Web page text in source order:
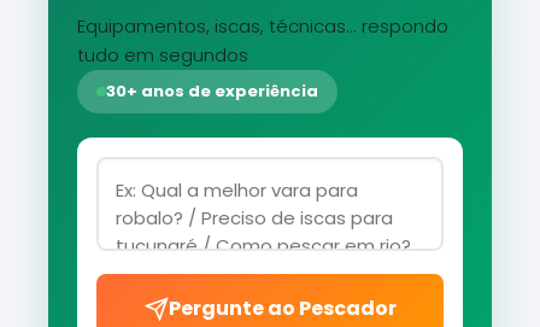
Equipamentos, iscas, técnicas... respondo
tudo em segundos
30+ anos de experiência
Pergunte ao Pescador